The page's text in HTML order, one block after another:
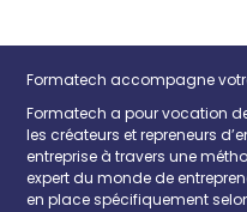
Formatech accompagne
Formatech a pour vocation
les créateurs et repreneurs
entreprise à travers une
expert du monde de
en place spécifiquement